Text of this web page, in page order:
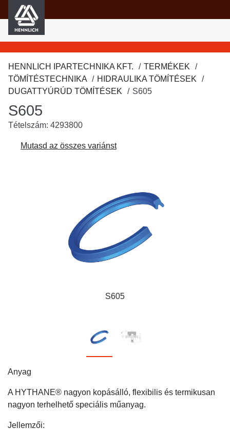
tartalomra
HENNLICH IPARTECHNIKA KFT.
TERMÉKEK
TÖMÍTÉSTECHNIKA
HIDRAULIKA TÖMÍTÉSEK
DUGATTYÚRÚD TÖMÍTÉSEK
S605
S605
Tételszám: 4293800
Mutasd az összes variánst
S605
Anyag
A HYTHANE® nagyon kopásálló, flexibilis és termikusan
nagyon terhelhető speciális műanyag.
Jellemzői: